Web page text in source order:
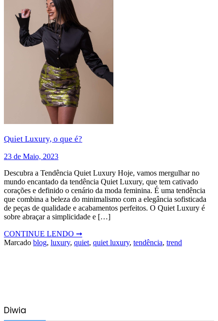
Quiet Luxury, o que é?
23 de Maio, 2023
Descubra a Tendência Quiet Luxury Hoje, vamos mergulhar no
mundo encantado da tendência Quiet Luxury, que tem cativado
corações e definido o cenário da moda feminina. É uma tendência
que combina a beleza do minimalismo com a elegância sofisticada
de peças de qualidade e acabamentos perfeitos. O Quiet Luxury é
sobre abraçar a simplicidade e […]
CONTINUE LENDO ➞
Marcado blog, luxury, quiet, quiet luxury, tendência, trend
Diwia